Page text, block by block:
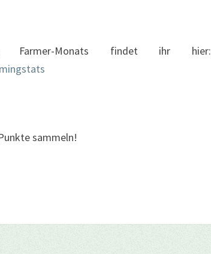
Monats findet ihr hier:
sammeln!